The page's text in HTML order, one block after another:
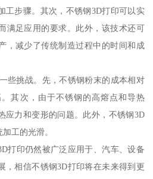
工步骤。其次，不锈钢3D打印可以实
满足应用的要求。此外，该技术还可
，减少了传统制造过程中的时间和成
些挑战。先，不锈钢粉末的成本相对
其次，由于不锈钢的高熔点和导热
应力和变形的问题。此外，不锈钢3D
工的光滑。
打印仍然被广泛应用于、汽车、设备
，相信不锈钢3D打印将在未来得到更